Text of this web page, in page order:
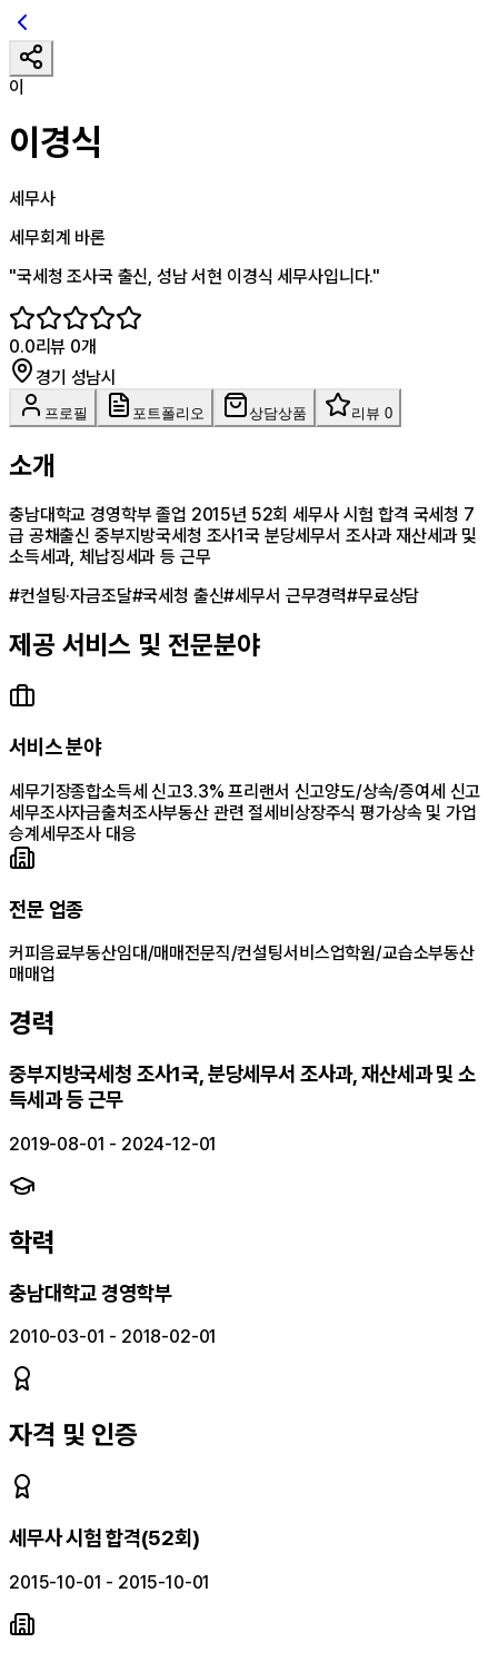
이
이경식
세무사
세무회계 바론
"국세청 조사국 출신, 성남 서현 이경식 세무사입니다."
0.0리뷰 0개
경기 성남시
프로필 포트폴리오 상담상품 리뷰 0
소개
충남대학교 경영학부 졸업 2015년 52회 세무사 시험 합격 국세청 7
급 공채출신 중부지방국세청 조사1국 분당세무서 조사과 재산세과 및
소득세과, 체납징세과 등 근무
#컨설팅·자금조달#국세청 출신#세무서 근무경력#무료상담
제공 서비스 및 전문분야
서비스 분야
세무기장종합소득세 신고3.3% 프리랜서 신고양도/상속/증여세 신고
세무조사자금출처조사부동산 관련 절세 비상장주식 평가상속 및 가업
승계 세무조사 대응
전문 업종
커피음료부동산임대/매매전문직/컨설팅서비스업학원/교습소부동산
매매업
경력
중부지방국세청 조사1국, 분당세무서 조사과, 재산세과 및 소
득세과 등 근무
2019-08-01 - 2024-12-01
학력
충남대학교 경영학부
2010-03-01 - 2018-02-01
자격 및 인증
세무사 시험 합격(52회)
2015-10-01 - 2015-10-01